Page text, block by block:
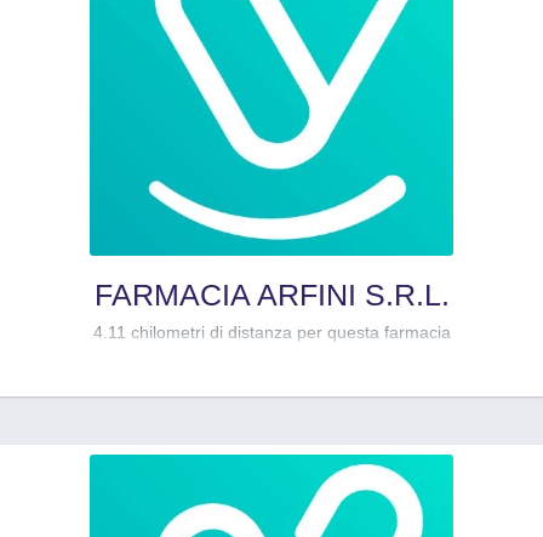
FARMACIA ARFINI S.R.L.
4.11 chilometri di distanza per questa farmacia